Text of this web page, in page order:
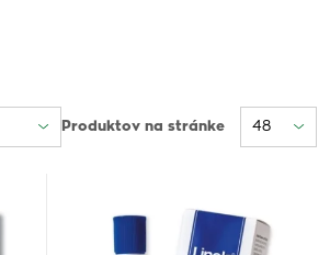
Produktov na stránke